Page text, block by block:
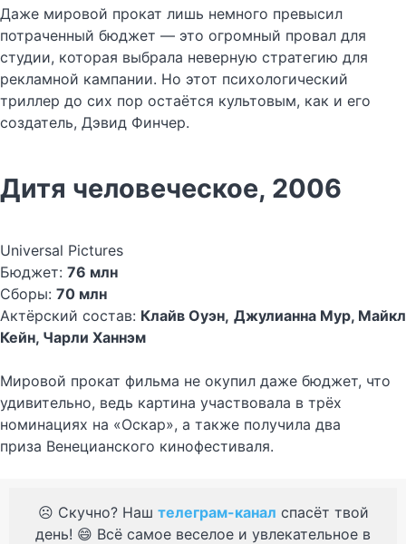
Даже мировой прокат лишь немного превысил
потраченный бюджет — это огромный провал для
студии, которая выбрала неверную стратегию для
рекламной кампании. Но этот психологический
триллер до сих пор остаётся культовым, как и его
создатель, Дэвид Финчер.
Дитя человеческое, 2006
Universal Pictures
Бюджет: 76 млн
Сборы: 70 млн
Актёрский состав: Клайв Оуэн, Джулианна Мур, Майкл
Кейн, Чарли Ханнэм
Мировой прокат фильма не окупил даже бюджет, что
удивительно, ведь картина участвовала в трёх
номинациях на «Оскар», а также получила два
приза Венецианского кинофестиваля.
☹️ Скучно? Наш телеграм-канал спасёт твой
день! 😄 Всё самое веселое и увлекательное в